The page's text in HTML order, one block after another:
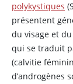
polykystiques
présentent
du visage et
qui se traduit
(calvitie
d’androgènes